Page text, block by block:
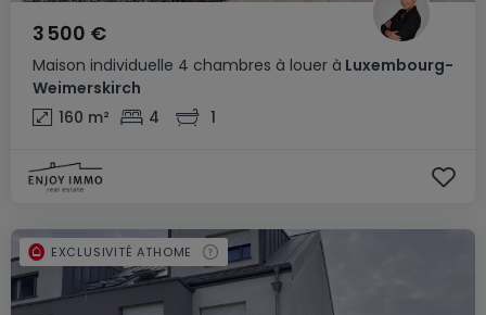
Maison individuelle 4 chambres à louer à Luxembourg-
Weimerskirch
3 500 €
160 m² 4 1
EXCLUSIVITÉ ATHOME